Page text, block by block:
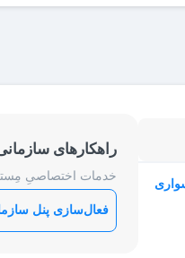
راهکارهای
خدمات اختصاصیِ
فعال‌سازی پنل